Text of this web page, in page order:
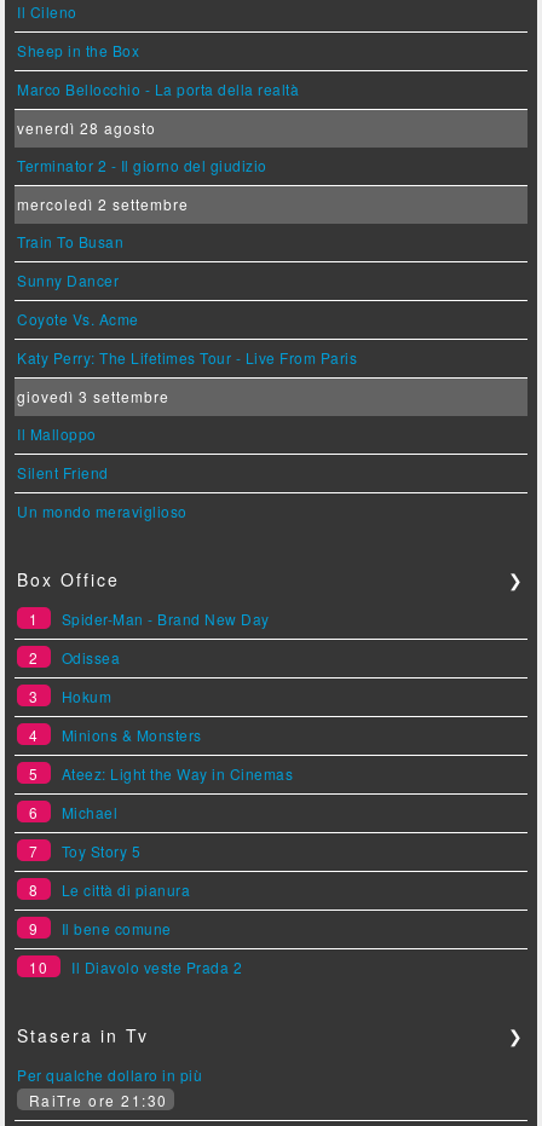
Il Cileno
Sheep in the Box
Marco Bellocchio - La porta della realtà
venerdì 28 agosto
Terminator 2 - Il giorno del giudizio
mercoledì 2 settembre
Train To Busan
Sunny Dancer
Coyote Vs. Acme
Katy Perry: The Lifetimes Tour - Live From Paris
giovedì 3 settembre
Il Malloppo
Silent Friend
Un mondo meraviglioso
Box Office ❯
1
Spider-Man - Brand New Day
2
Odissea
3
Hokum
4
Minions & Monsters
5
Ateez: Light the Way in Cinemas
6
Michael
7
Toy Story 5
8
Le città di pianura
9
Il bene comune
10
Il Diavolo veste Prada 2
Stasera in Tv ❯
Per qualche dollaro in più
RaiTre ore 21:30